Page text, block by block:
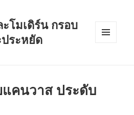
โมเดิร์น กรอบ
ระหยัด
คนวาส ประดับ